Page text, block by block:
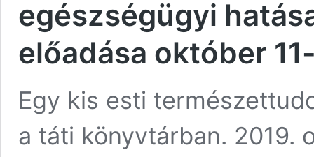
egészségügyi
előadása október
Egy kis esti
a táti könyvtárban. 2019.